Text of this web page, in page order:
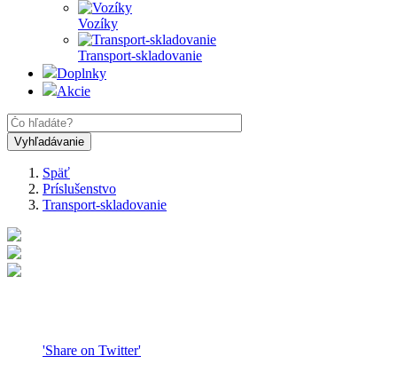
Vozíky
Transport-skladovanie
Doplnky
Akcie
Omrvinka
Späť
Príslušenstvo
Transport-skladovanie
'Share on Twitter'